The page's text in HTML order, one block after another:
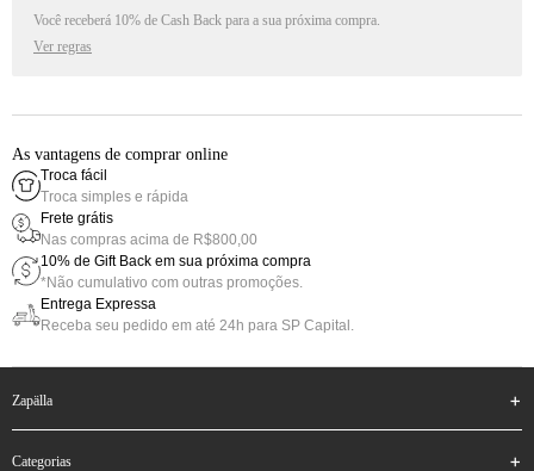
Você receberá 10% de Cash Back para a sua próxima compra.
Ver regras
As vantagens de comprar online
Troca fácil
Troca simples e rápida
Frete grátis
Nas compras acima de R$800,00
10% de Gift Back em sua próxima compra
*Não cumulativo com outras promoções.
Entrega Expressa
Receba seu pedido em até 24h para SP Capital.
zapälla
categorias